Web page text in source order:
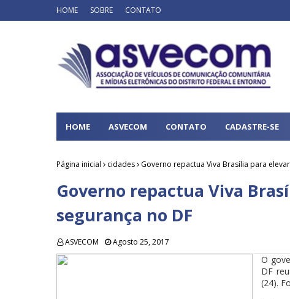
HOME SOBRE CONTATO
HOME ASVECOM CONTATO CADASTRE-SE
Página inicial cidades Governo repactua Viva Brasília para
Governo repactua Viva
segurança no DF
ASVECOM Agosto 25, 2017
O
DF
(24).